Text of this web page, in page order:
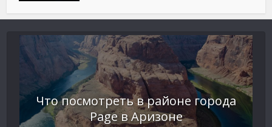
Что посмотреть в районе города
Page в Аризоне